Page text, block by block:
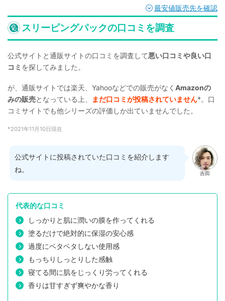
最安値販売先を確認
スリーピングパックの口コミを調査
公式サイトと通販サイトの口コミを調査して悪い口コミや良い口
コミ を探してみました。
が、通販サイトでは楽天、Yahooなどでの販売がなく Amazonの
みの販売となっている上、 まだ口コミが投稿されていません*。口
コミサイトでも他シリーズの評価しか出ていませんでした。
*2021年11月10日現在
吉田
公式サイトに投稿されていた口コミを紹介します
ね。
代表的な口コミ
しっかりと肌に潤いの膜を作ってくれる
塗るだけで絶対的に保湿の安心感
過度にベタベタしない使用感
もっちりしっとりした感触
寝てる間に肌をじっくり労ってくれる
香りは甘すぎず爽やかな香り